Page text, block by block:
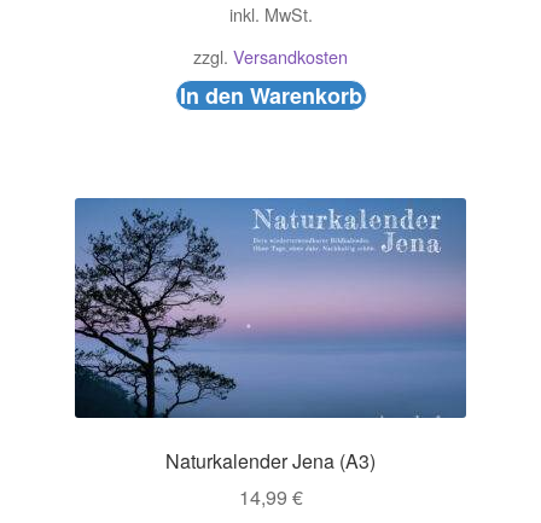
inkl. MwSt.
zzgl. Versandkosten
In den Warenkorb
Naturkalender Jena (A3)
14,99 €